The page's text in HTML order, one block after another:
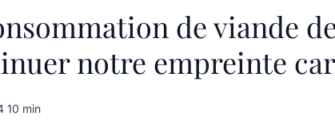
de viande
notre empreinte
·10 min